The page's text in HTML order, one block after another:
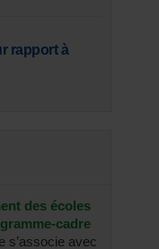
rapport à
des écoles
cadre
s’associe avec